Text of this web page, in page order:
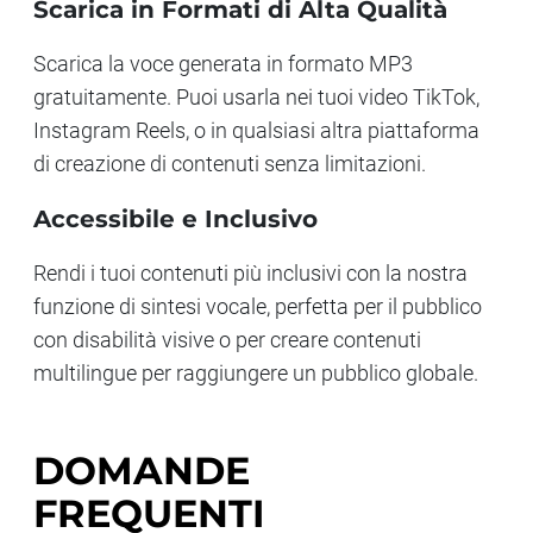
Scarica in Formati di Alta Qualità
Scarica la voce generata in formato MP3
gratuitamente. Puoi usarla nei tuoi video TikTok,
Instagram Reels, o in qualsiasi altra piattaforma
di creazione di contenuti senza limitazioni.
Accessibile e Inclusivo
Rendi i tuoi contenuti più inclusivi con la nostra
funzione di sintesi vocale, perfetta per il pubblico
con disabilità visive o per creare contenuti
multilingue per raggiungere un pubblico globale.
DOMANDE
FREQUENTI